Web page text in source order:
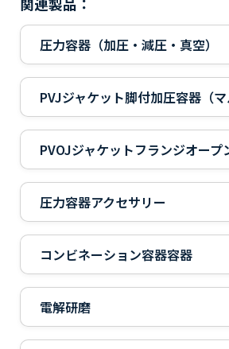
圧力容器（加圧・減圧・真空）
PVJジャケット脚付加圧容器（マ
PVOJジャケットフランジオープ
圧力容器アクセサリー
コンビネーション容器容器
電解研磨